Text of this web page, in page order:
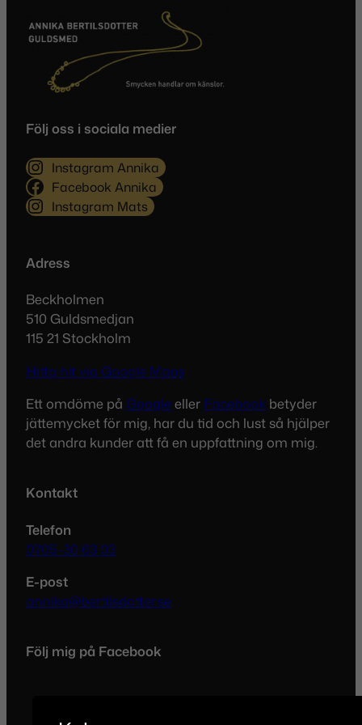
Följ oss i sociala medier
Instagram Annika
Facebook Annika
Instagram Mats
Adress
Beckholmen
510 Guldsmedjan
115 21 Stockholm
Hitta hit via Google Maps
Ett omdöme på Google eller Facebook betyder
jättemycket för mig, har du tid och lust så hjälper
det andra kunder att få en uppfattning om mig.
Kontakt
Telefon
0705-30 63 03
E-post
annika@bertilsdotter.se
Följ mig på Facebook